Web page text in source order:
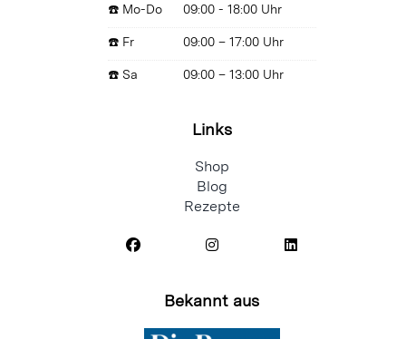
☎️ Mo-Do 09:00 - 18:00 Uhr
☎️ Fr 09:00 – 17:00 Uhr
☎️ Sa 09:00 – 13:00 Uhr
Links
Shop
Blog
Rezepte
Bekannt aus